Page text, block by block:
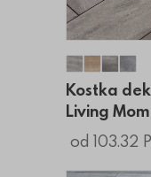
Kostka
Kostka
Kostka
Living
od 103.32